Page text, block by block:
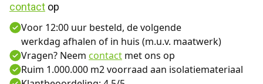
contact op
Voor 12:00 uur besteld, de volgende
werkdag afhalen of in huis (m.u.v. maatwerk)
Vragen? Neem contact met ons op
Ruim 1.000.000 m2 voorraad aan isolatiemateriaal